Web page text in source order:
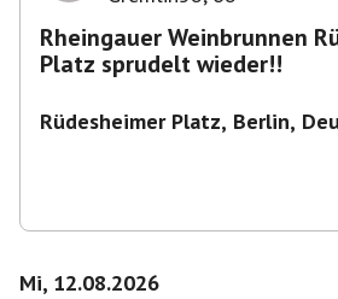
Rheingauer Weinbrunnen
Platz sprudelt wieder!!
Rüdesheimer Platz, Berlin,
Mi, 12.08.2026